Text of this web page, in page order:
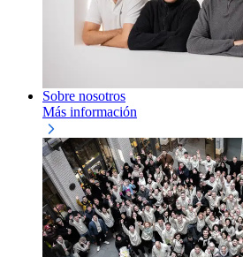
Sobre nosotros
Más información